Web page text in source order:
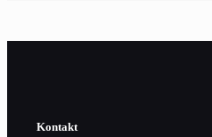
Kontakt